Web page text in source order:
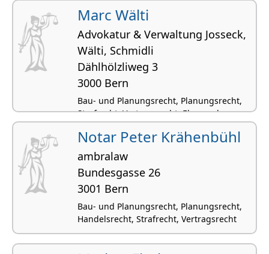
Marc Wälti
Advokatur & Verwaltung Josseck,
Wälti, Schmidli
Dählhölzliweg 3
3000 Bern
Bau- und Planungsrecht, Planungsrecht,
Strafrecht, Vertragsrecht, Ehe- und
Konkubinatsrecht
Notar Peter Krähenbühl
ambralaw
Bundesgasse 26
3001 Bern
Bau- und Planungsrecht, Planungsrecht,
Handelsrecht, Strafrecht, Vertragsrecht